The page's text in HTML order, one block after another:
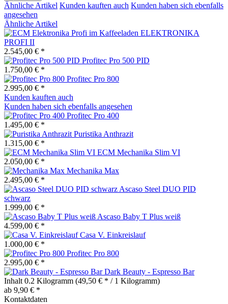
Ähnliche Artikel Kunden kauften auch Kunden haben sich ebenfalls
angesehen
Ähnliche Artikel
ELEKTRONIKA
PROFI II
2.545,00 € *
Profitec Pro 500 PID
1.750,00 € *
Profitec Pro 800
2.995,00 € *
Kunden kauften auch
Kunden haben sich ebenfalls angesehen
Profitec Pro 400
1.495,00 € *
Puristika Anthrazit
1.315,00 € *
ECM Mechanika Slim VI
2.050,00 € *
Mechanika Max
2.495,00 € *
Ascaso Steel DUO PID
schwarz
1.999,00 € *
Ascaso Baby T Plus weiß
4.599,00 € *
Casa V. Einkreislauf
1.000,00 € *
Profitec Pro 800
2.995,00 € *
Dark Beauty - Espresso Bar
Inhalt 0.2 Kilogramm (49,50 € * / 1 Kilogramm)
ab 9,90 € *
Kontaktdaten